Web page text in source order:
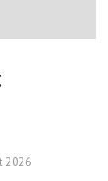
2026